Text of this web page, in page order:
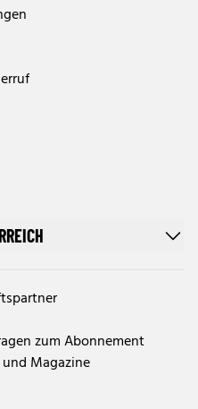
zum Abonnement
Magazine